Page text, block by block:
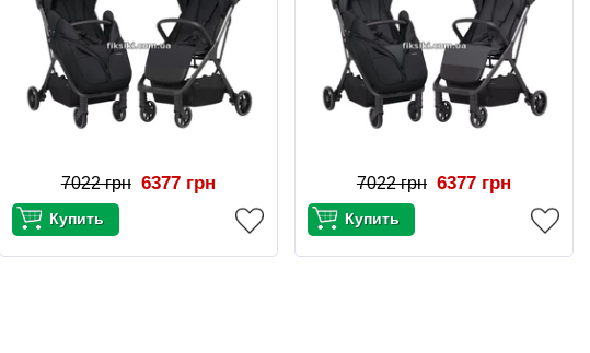
7022 грн 6377 грн 7022 грн 6377 грн